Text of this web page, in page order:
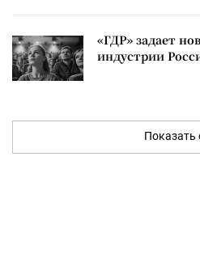
«ГДР» задает
индустрии
Показать